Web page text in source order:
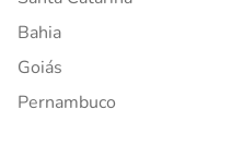
Bahia
Goiás
Pernambuco